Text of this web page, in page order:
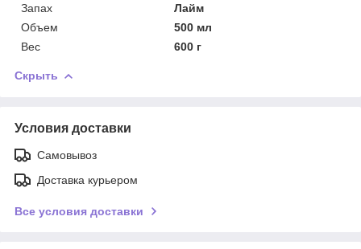
Запах
Лайм
Объем
500 мл
Вес
600 г
Скрыть
Условия доставки
Самовывоз
Доставка курьером
Все условия доставки